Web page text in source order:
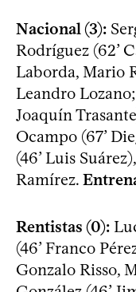
Nacional (3):
Rodríguez (62’
Laborda, Mario
Leandro
Joaquín
Ocampo (67’
(46’ Luis
Ramírez.
Rentistas (0):
(46’ Franco
Gonzalo Risso,